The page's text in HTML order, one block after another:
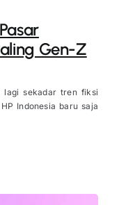
Gen-Z
lagi sekadar tren fiksi
Indonesia baru saja